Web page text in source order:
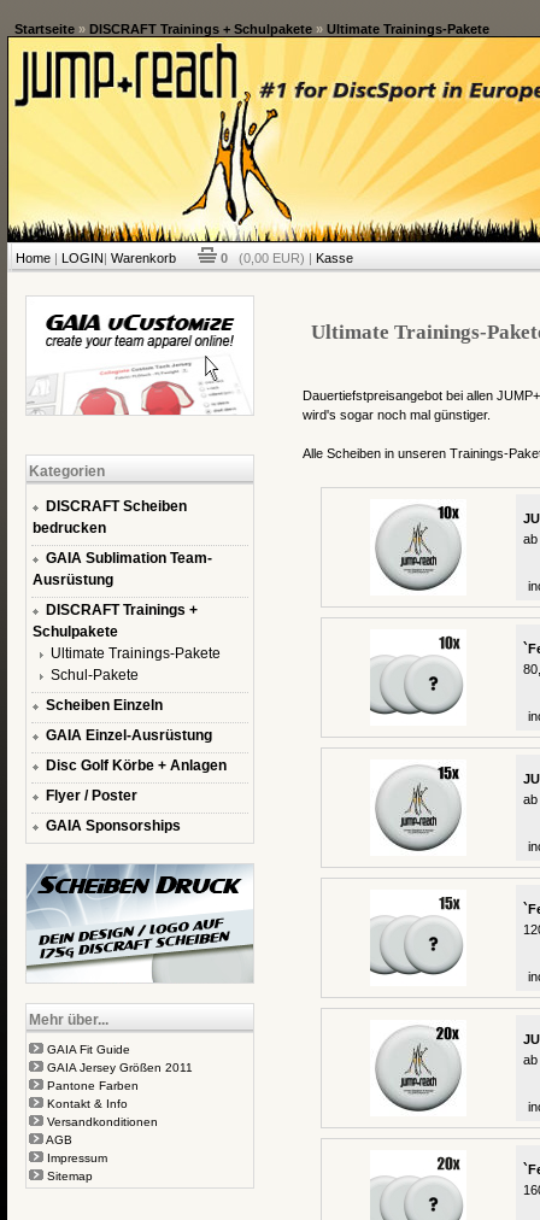
Startseite» DISCRAFT Trainings + Schulpakete» Ultimate Trainings-Pakete
Home| LOGIN| Warenkorb 0 (0,00 EUR) | Kasse
Kategorien
DISCRAFT Scheiben
bedrucken
GAIA Sublimation Team-
Ausrüstung
DISCRAFT Trainings +
Schulpakete
Ultimate Trainings-Pakete
Schul-Pakete
Scheiben Einzeln
GAIA Einzel-Ausrüstung
Disc Golf Körbe + Anlagen
Flyer / Poster
GAIA Sponsorships
Mehr über...
GAIA Fit Guide
GAIA Jersey Größen 2011
Pantone Farben
Kontakt & Info
Versandkonditionen
AGB
Impressum
Sitemap
Ultimate Trainings-
Dauertiefstpreisangebot bei allen
wird's sogar noch mal günstiger.
Alle Scheiben in unseren Trainings-
ab
ab
ab